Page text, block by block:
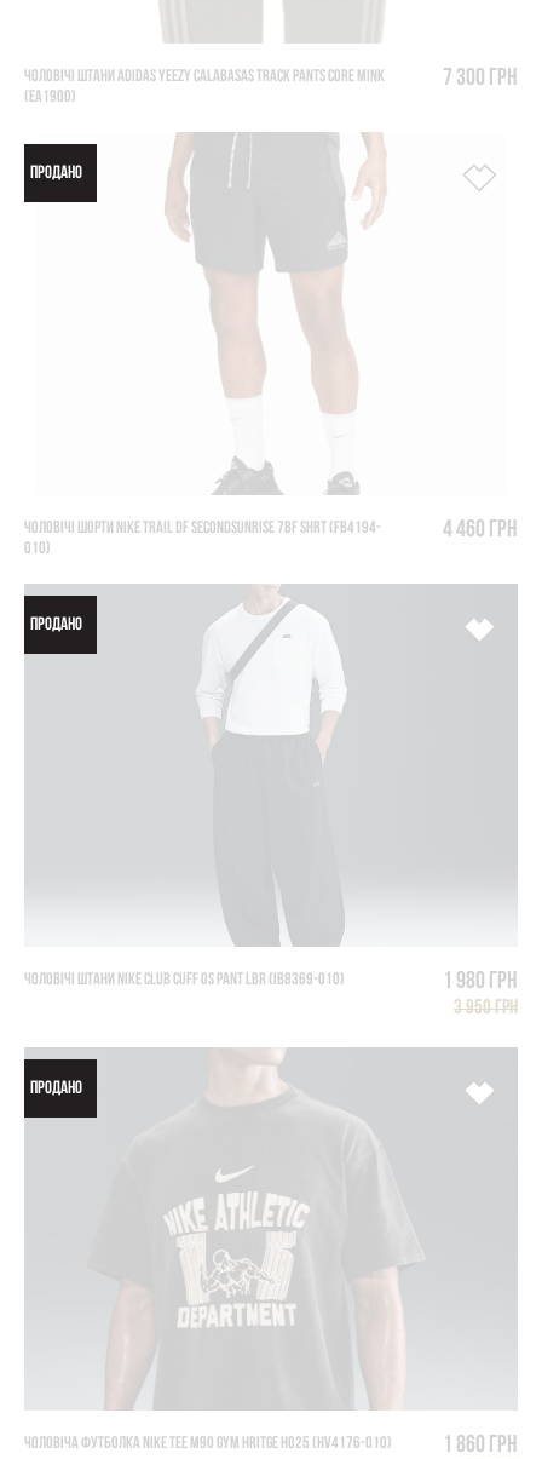
ЧОЛОВІЧІ ШТАНИ ADIDAS YEEZY CALABASAS TRACK PANTS CORE MINK
(EA1900)
7 300 грн
ПРОДАНО
ЧОЛОВІЧІ ШОРТИ NIKE TRAIL DF SECONDSUNRISE 7BF SHRT (FB4194-
010)
4 460 грн
ПРОДАНО
ЧОЛОВІЧІ ШТАНИ NIKE CLUB CUFF OS PANT LBR (IB8369-010) 1 980 грн
3 950 грн
ПРОДАНО
ЧОЛОВІЧА ФУТБОЛКА NIKE TEE M90 GYM HRiTGE HO25 (HV4176-010) 1 860 грн